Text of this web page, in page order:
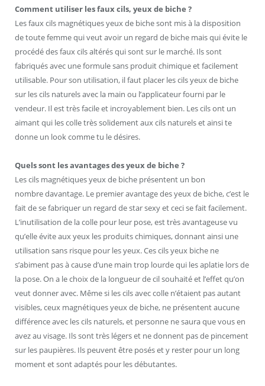
Comment utiliser les faux cils, yeux de biche ?
Les faux cils magnétiques yeux de biche sont mis à la disposition
de toute femme qui veut avoir un regard de biche mais qui évite le
procédé des faux cils altérés qui sont sur le marché. Ils sont
fabriqués avec une formule sans produit chimique et facilement
utilisable. Pour son utilisation, il faut placer les cils yeux de biche
sur les cils naturels avec la main ou l’applicateur fourni par le
vendeur. Il est très facile et incroyablement bien. Les cils ont un
aimant qui les colle très solidement aux cils naturels et ainsi te
donne un look comme tu le désires.
Quels sont les avantages des yeux de biche ?
Les cils magnétiques yeux de biche présentent un bon
nombre davantage. Le premier avantage des yeux de biche, c’est le
fait de se fabriquer un regard de star sexy et ceci se fait facilement.
L’inutilisation de la colle pour leur pose, est très avantageuse vu
qu’elle évite aux yeux les produits chimiques, donnant ainsi une
utilisation sans risque pour les yeux. Ces cils yeux biche ne
s’abiment pas à cause d’une main trop lourde qui les aplatie lors de
la pose. On a le choix de la longueur de cil souhaité et l’effet qu’on
veut donner avec. Même si les cils avec colle n’étaient pas autant
visibles, ceux magnétiques yeux de biche, ne présentent aucune
différence avec les cils naturels, et personne ne saura que vous en
avez au visage. Ils sont très légers et ne donnent pas de pincement
sur les paupières. Ils peuvent être posés et y rester pour un long
moment et sont adaptés pour les débutantes.